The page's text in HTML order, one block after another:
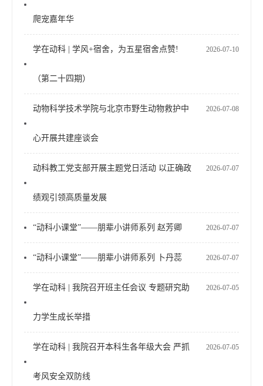
爬宠嘉年华
2026-07-10
学在动科 | 学风+宿舍，为五星宿舍点赞!
（第二十四期）
2026-07-08
动物科学技术学院与北京市野生动物救护中
心开展共建座谈会
2026-07-07
动科教工党支部开展主题党日活动 以正确政
绩观引领高质量发展
2026-07-07
“动科小课堂”——朋辈小讲师系列 赵芳卿
2026-07-07
“动科小课堂”——朋辈小讲师系列 卜丹蕊
2026-07-05
学在动科 | 我院召开班主任会议 专题研究助
力学生成长举措
2026-07-05
学在动科 | 我院召开本科生各年级大会 严抓
考风安全双防线